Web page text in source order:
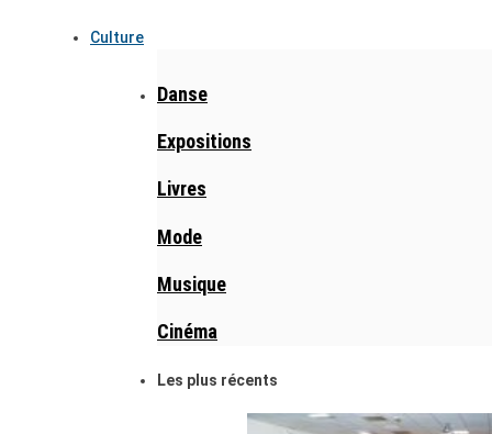
Culture
Danse
Expositions
Livres
Mode
Musique
Cinéma
Les plus récents